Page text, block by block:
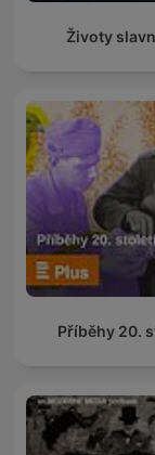
Životy
Příběhy 20.